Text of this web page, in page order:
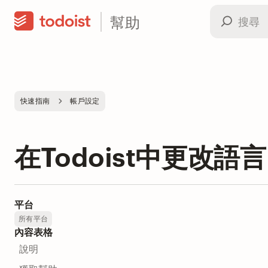
幫助
快速指南 帳戶設定
在Todoist中更改語言
平台
所有平台
內容表格
說明